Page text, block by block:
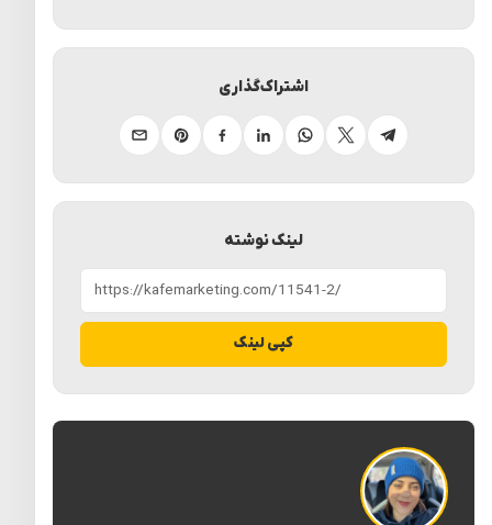
لینک نوشته
کپی لینک
اشتراک‌گذاری
تلگرام ایکسواتساپلینکدینفیسبوکپینترستایمیل